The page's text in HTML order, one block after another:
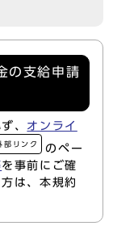
の支給申請
、 オンライ
部リンク
のペー
を事前にご確
は、本規約